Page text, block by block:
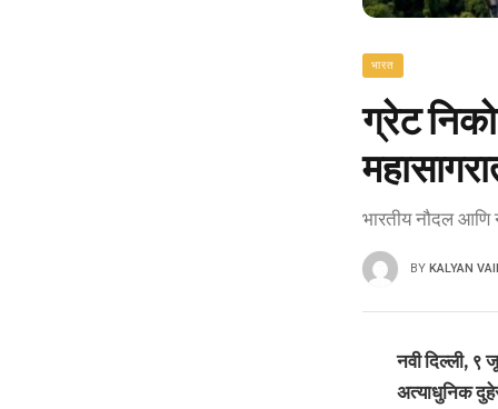
भारत
ग्रेट
भारतीय नौदल आणि
BY KALYAN
नवी दिल्ली, ९
अत्याधुनिक